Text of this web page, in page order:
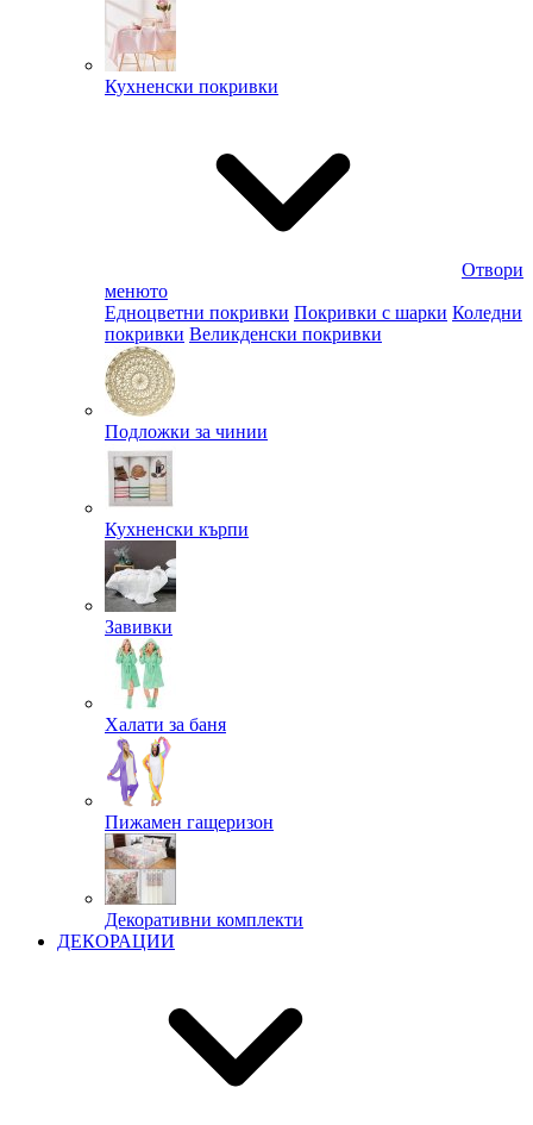
Кухненски покривки
Отвори
менюто
Едноцветни покривки Покривки с шарки Коледни
покривки Великденски покривки
Подложки за чинии
Кухненски кърпи
Завивки
Халати за баня
Пижамен гащеризон
Декоративни комплекти
ДЕКОРАЦИИ